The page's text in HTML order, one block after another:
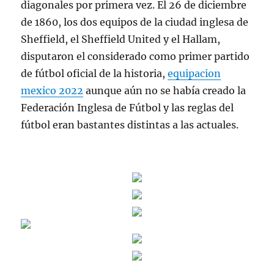
diagonales por primera vez. El 26 de diciembre
de 1860, los dos equipos de la ciudad inglesa de
Sheffield, el Sheffield United y el Hallam,
disputaron el considerado como primer partido
de fútbol oficial de la historia,equipacion
mexico 2022 aunque aún no se había creado la
Federación Inglesa de Fútbol y las reglas del
fútbol eran bastantes distintas a las actuales.